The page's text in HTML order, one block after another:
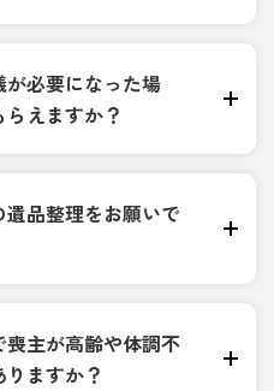
必要になった場
えますか？
品整理をお願いで
主が高齢や体調不
ますか？